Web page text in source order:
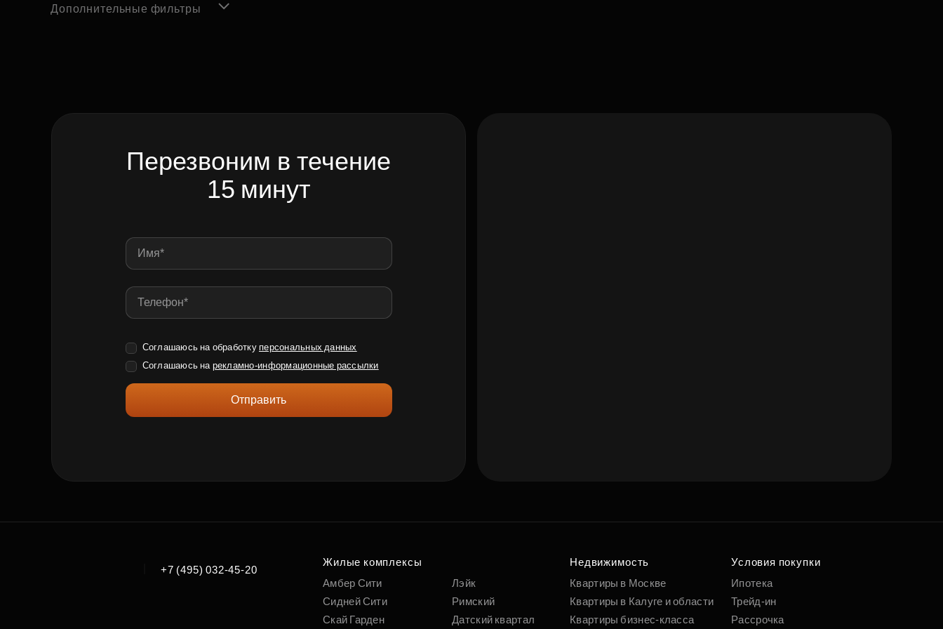
Дополнительные фильтры
Перезвоним в течение
15 минут
Соглашаюсь на обработку персональных данных
Соглашаюсь на рекламно-информационные рассылки
Отправить
+7 (495) 032-45-20
Жилые комплексы
Амбер Сити
Сидней Сити
Скай Гарден
Лэйк
Римский
Датский квартал
Недвижимость
Квартиры в Москве
Квартиры в Калуге и области
Квартиры бизнес-класса
Условия покупки
Ипотека
Трейд-ин
Рассрочка